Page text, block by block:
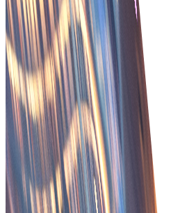
การจัดการธุรกรรมที่ปลอดภัย
เพิ่มความปลอดภัยและประสิทธิภ
ยลไทม์และฟีเจอร์ป้องกันการฉ้อโกง
เริ่มต้น